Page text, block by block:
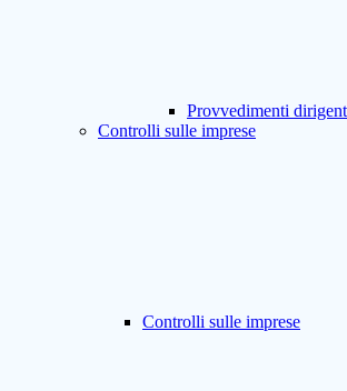
Provvedimenti
Controlli sulle imprese
Controlli sulle imprese